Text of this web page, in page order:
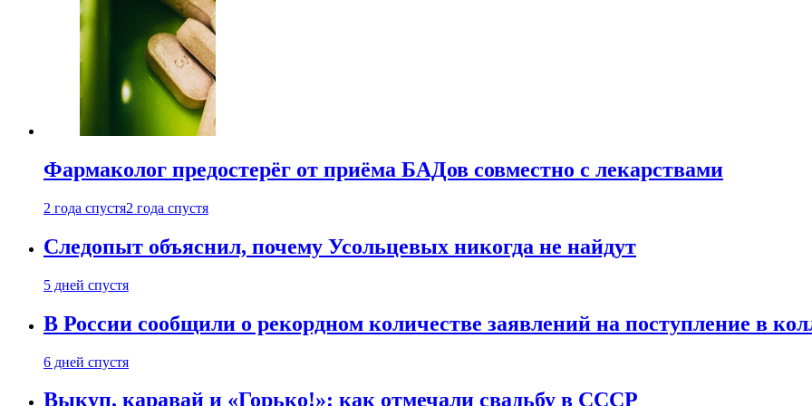
Фармаколог предостерёг от приёма БАДов совместно с лекарствами
2 года спустя2 года спустя
Следопыт объяснил, почему Усольцевых никогда не найдут
5 дней спустя
В России сообщили о рекордном количестве заявлений на поступление в
6 дней спустя
Выкуп, каравай и «Горько!»: как отмечали свадьбу в СССР